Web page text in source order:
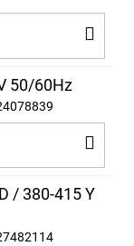
50/60Hz
/ 380-415 Y